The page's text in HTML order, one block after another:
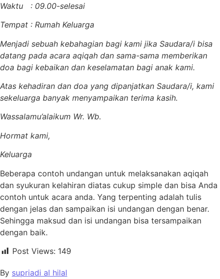
Waktu : 09.00-selesai
Tempat : Rumah Keluarga
Menjadi sebuah kebahagian bagi kami jika Saudara/i bisa
datang pada acara aqiqah dan sama-sama memberikan
doa bagi kebaikan dan keselamatan bagi anak kami.
Atas kehadiran dan doa yang dipanjatkan Saudara/i, kami
sekeluarga banyak menyampaikan terima kasih.
Wassalamu’alaikum Wr. Wb.
Hormat kami,
Keluarga
Beberapa contoh undangan untuk melaksanakan aqiqah
dan syukuran kelahiran diatas cukup simple dan bisa Anda
contoh untuk acara anda. Yang terpenting adalah tulis
dengan jelas dan sampaikan isi undangan dengan benar.
Sehingga maksud dan isi undangan bisa tersampaikan
dengan baik.
Post Views: 149
By supriadi al hilal